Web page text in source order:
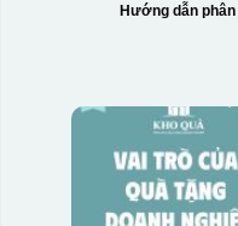
Hướng dẫn phân